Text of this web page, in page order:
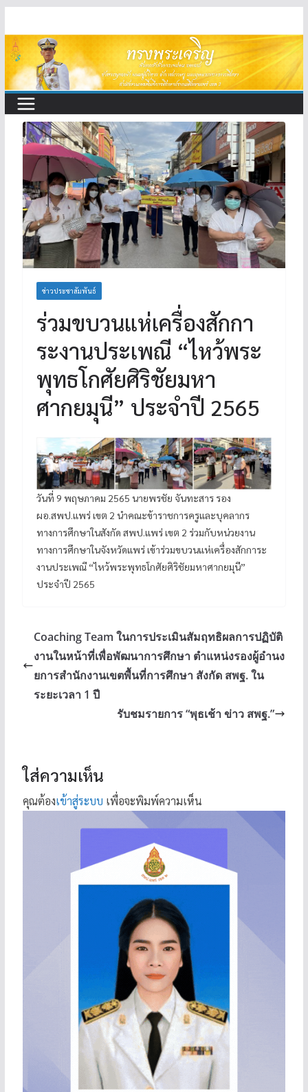
to
content
ข่าวประชาสัมพันธ์
ร่วมขบวนแห่เครื่องสักกา
ระงานประเพณี “ไหว้พระ
พุทธโกศัยศิริชัยมหา
ศากยมุนี” ประจำปี 2565
วันที่ 9 พฤษภาคม 2565 นายพรชัย จันทะสาร รอง
ผอ.สพป.แพร่ เขต 2 นำคณะข้าราชการครูและบุคลากร
ทางการศึกษาในสังกัด สพป.แพร่ เขต 2 ร่วมกับหน่วยงาน
ทางการศึกษาในจังหวัดแพร่ เข้าร่วมขบวนแห่เครื่องสักการะ
งานประเพณี “ไหว้พระพุทธโกศัยศิริชัยมหาศากยมุนี”
ประจำปี 2565
Coaching Team ในการประเมินสัมฤทธิผลการปฏิบัติ
งานในหน้าที่เพื่อพัฒนาการศึกษา ตำแหน่งรองผู้อำนง
ยการสำนักงานเขตพื้นที่การศึกษา สังกัด สพฐ. ใน
ระยะเวลา 1 ปี
รับชมรายการ “พุธเช้า ข่าว สพฐ.”
ใส่ความเห็น
คุณต้องเข้าสู่ระบบ เพื่อจะพิมพ์ความเห็น